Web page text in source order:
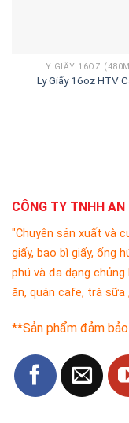
LY GIẤY 16OZ
Ly Giấy 16oz HTV
CÔNG TY TNHH AN
"Chuyên sản xuất và
giấy, bao bì giấy, ống
phú và đa dạng
ăn, quán cafe, trà sữa
**Sản phẩm đảm